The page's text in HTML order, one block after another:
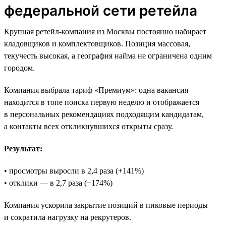
федеральной сети ретейла
Крупная ретейл-компания из Москвы постоянно набирает
кладовщиков и комплектовщиков. Позиция массовая,
текучесть высокая, а география найма не ограничена одним
городом.
Компания выбрала тариф «Премиум»: одна вакансия
находится в топе поиска первую неделю и отображается
в персональных рекомендациях подходящим кандидатам,
а контакты всех откликнувшихся открыты сразу.
Результат:
• просмотры выросли в 2,4 раза (+141%)
• отклики — в 2,7 раза (+174%)
Компания ускорила закрытие позиций в пиковые периоды
и сократила нагрузку на рекрутеров.